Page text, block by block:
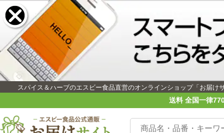
スパイス＆ハーブのエスビー食品直営のオンラインショップ「お届け
送料 全国一律